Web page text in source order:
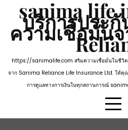
content
sanima life
บริการประ
ความเชื่อมั่น
https://sanimalife.com สริมความเชื่อมั่นในชีวิต
จาก Sanima Reliance Life Insurance Ltd. ให้คุ
การดูแลทางการเงินในทุกสถานการณ์